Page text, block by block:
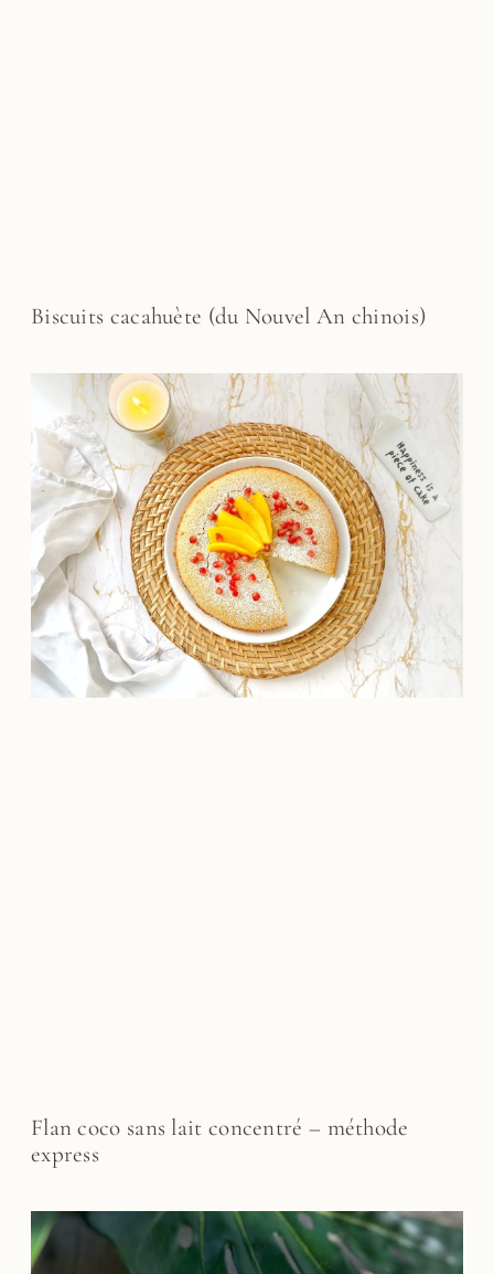
Biscuits cacahuète (du Nouvel An chinois)
Flan coco sans lait concentré – méthode
express